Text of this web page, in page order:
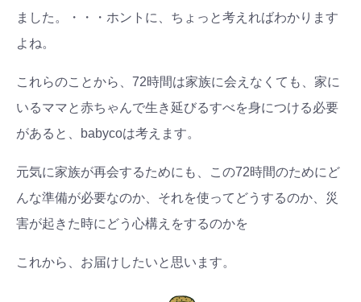
ました。・・・ホントに、ちょっと考えればわかります
よね。
これらのことから、72時間は家族に会えなくても、家に
いるママと赤ちゃんで生き延びるすべを身につける必要
があると、babycoは考えます。
元気に家族が再会するためにも、この72時間のためにど
んな準備が必要なのか、それを使ってどうするのか、災
害が起きた時にどう心構えをするのかを
これから、お届けしたいと思います。